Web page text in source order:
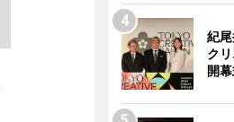
紀
ク
開